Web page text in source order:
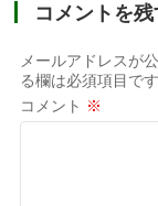
コメントを残
メールアドレスが
る欄は必須項目です
コメント ※